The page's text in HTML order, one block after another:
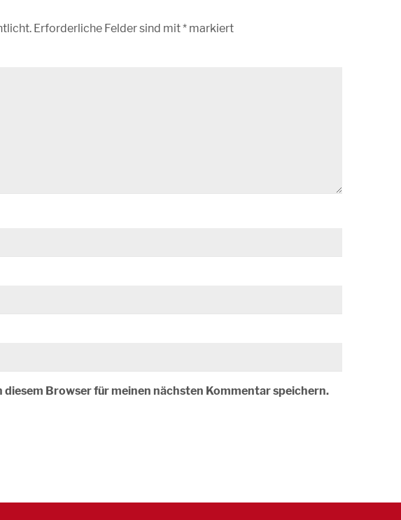
Erforderliche Felder sind mit* markiert
diesem Browser für meinen nächsten Kommentar speichern.